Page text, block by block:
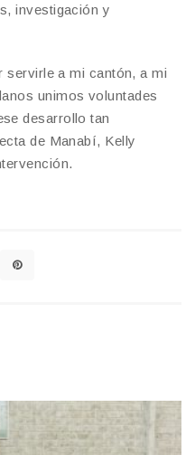
investigación y
servirle a mi cantón, a mi
unimos voluntades
desarrollo tan
de Manabí, Kelly